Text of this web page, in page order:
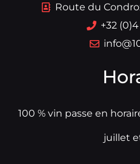
Route du
+32
100 % vin passe en
juillet